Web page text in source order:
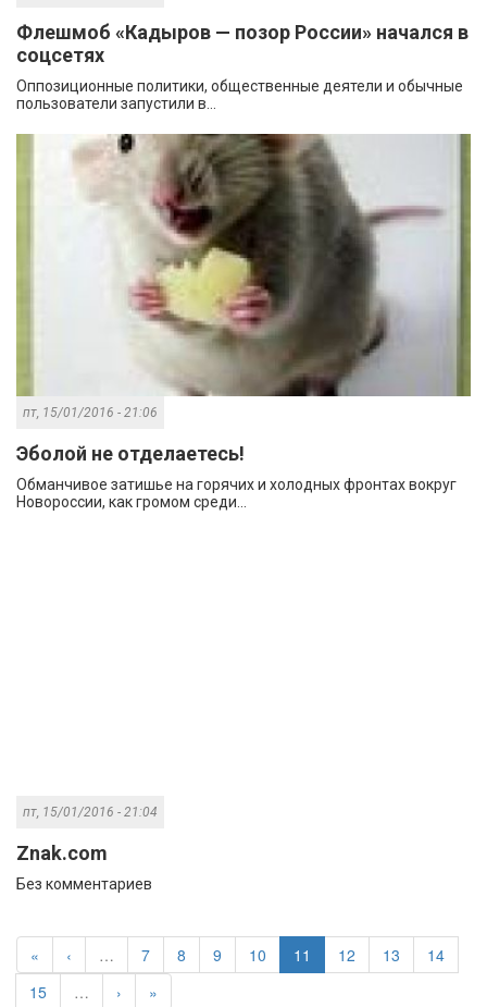
Флешмоб «Кадыров — позор России» начался в
соцсетях
Оппозиционные политики, общественные деятели и обычные
пользователи запустили в...
пт, 15/01/2016 - 21:06
Эболой не отделаетесь!
Обманчивое затишье на горячих и холодных фронтах вокруг
Новороссии, как громом среди...
пт, 15/01/2016 - 21:04
Znak.com
Без комментариев
« ‹ … 7 8 9 10 11 12 13
14
15
… › »